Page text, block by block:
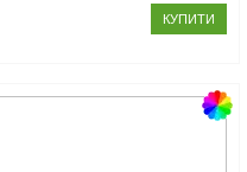
КУПИТИ